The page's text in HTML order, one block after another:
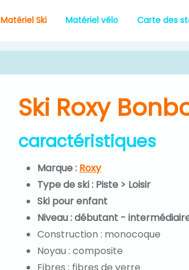
Matériel Ski Matériel vélo Carte des
Ski Roxy
caractéristiques
Marque : Roxy
Type de ski : Piste > Loisir
Ski pour enfant
Niveau : débutant -
Construction : monocoque
Noyau : composite
Fibres : fibres de verre